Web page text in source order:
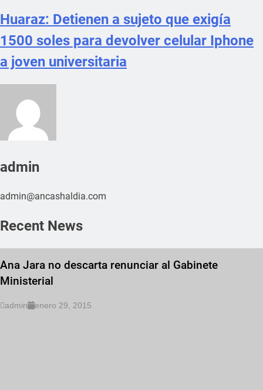
Huaraz: Detienen a sujeto que exigía
1500 soles para devolver celular Iphone
a joven universitaria
admin
admin@ancashaldia.com
Recent News
Ana Jara no descarta renunciar al Gabinete
Ministerial
admin enero 29, 2015